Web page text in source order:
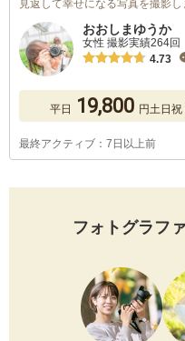
見返して幸せになる写真を撮影
おおしまゆうか
女性 撮影実績264回
4.73
平日 19,800 円土日祝
最終アクティブ：7日以上前
フォトグラフ